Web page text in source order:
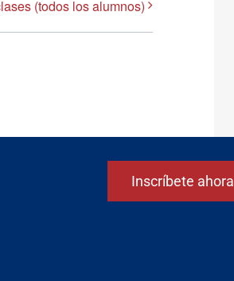
(todos los alumnos)
Inscríbete ahora